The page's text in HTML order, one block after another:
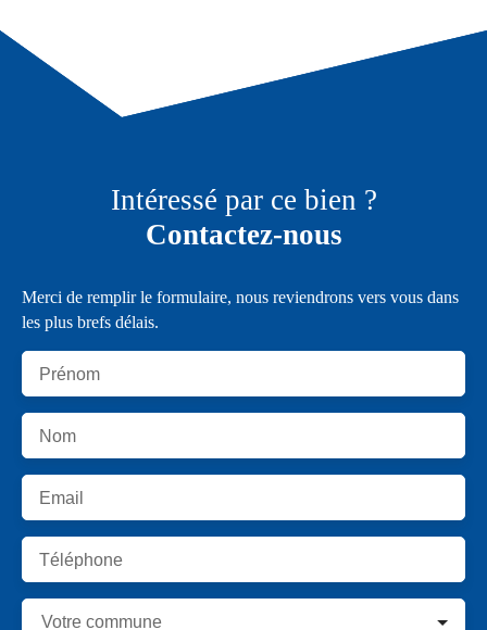
Intéressé par ce bien ?
Contactez-nous
Merci de remplir le formulaire, nous reviendrons vers vous dans
les plus brefs délais.
Prénom
Nom
Email
Téléphone
Votre commune